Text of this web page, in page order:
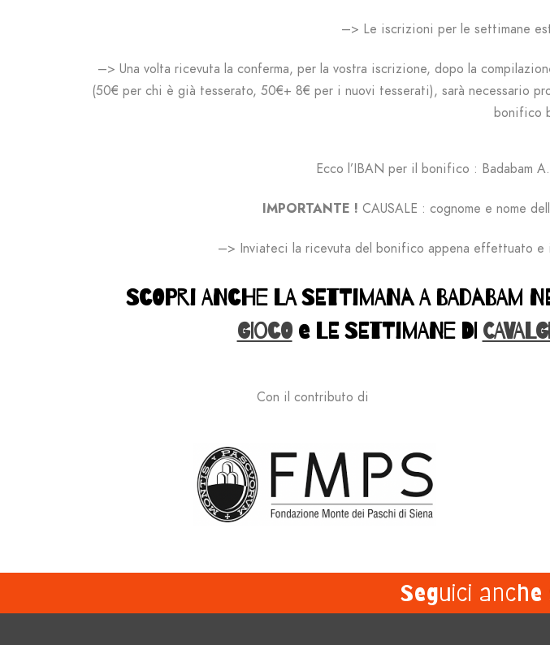
–> Le iscrizioni per le settimane
–> Una volta ricevuta la conferma, per la vostra iscrizione, dopo la
(50€ per chi è già tesserato, 50€+ 8€ per i nuovi tesserati), sarà necessario
bonifico
Ecco l’IBAN per il bonifico : Badabam
IMPORTANTE ! CAUSALE : cognome e nome
–> Inviateci la ricevuta del bonifico appena effettuato
SCOPRI ANCHE LA SETTIMANA A BADABAM
GIOCOe LE SETTIMANE DI
Con il contributo di
Seguici